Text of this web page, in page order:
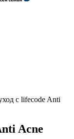
с lifecode Anti
Acne